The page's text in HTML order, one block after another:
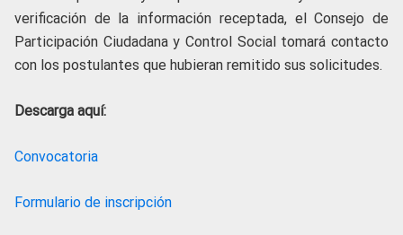
verificación de la información receptada, el Consejo de
Participación Ciudadana y Control Social tomará contacto
con los postulantes que hubieran remitido sus solicitudes.
Descarga aquí:
Convocatoria
Formulario de inscripción